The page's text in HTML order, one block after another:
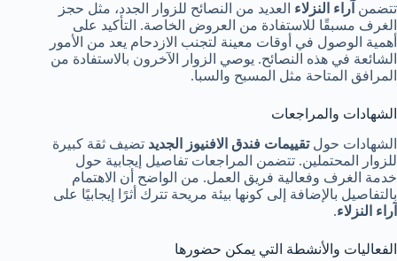
تتضمن آراء النزلاء العديد من النصائح للزوار الجدد، مثل حجز
الغرف مسبقًا للاستفادة من العروض الخاصة. التأكيد على
أهمية الوصول في أوقات معينة لتجنب الازدحام يعد من الأمور
الشائعة في هذه النصائح. يوصي الزوار الآخرون بالاستفادة من
المرافق المتاحة مثل المسبح والسبا.
الشهادات والمراجعات
الشهادات حولتقييمات فندق الافنيوز الجديد تضيف ثقة كبيرة
للزوار المحتملين. تتضمن المراجعات تفاصيل إيجابية حول
خدمة الغرف وفعالية فريق العمل. من الواضح أن الاهتمام
بالتفاصيل بالإضافة إلى كونها بيئة مريحة تترك أثرًا إيجابيًا على
آراء النزلاء.
الفعاليات والأنشطة التي يمكن حضورها